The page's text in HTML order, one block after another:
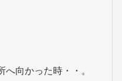
向かった時・・。